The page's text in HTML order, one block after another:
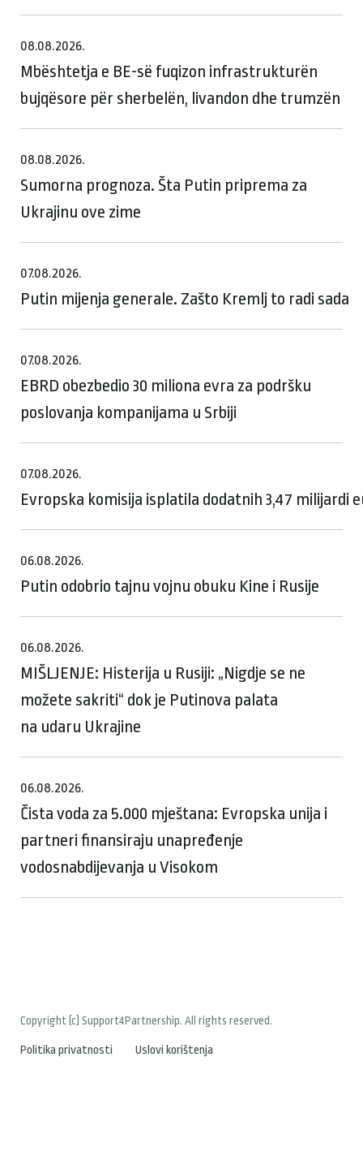
08.08.2026.
Mbështetja e BE-së fuqizon infrastrukturën
bujqësore për sherbelën, livandon dhe trumzën
08.08.2026.
Sumorna prognoza. Šta Putin priprema za
Ukrajinu ove zime
07.08.2026.
Putin mijenja generale. Zašto Kremlj to radi sada
07.08.2026.
EBRD obezbedio 30 miliona evra za podršku
poslovanja kompanijama u Srbiji
07.08.2026.
Evropska komisija isplatila dodatnih 3,47 milijardi
06.08.2026.
Putin odobrio tajnu vojnu obuku Kine i Rusije
06.08.2026.
MIŠLJENJE: Histerija u Rusiji: „Nigdje se ne
možete sakriti“ dok je Putinova palata
na udaru Ukrajine
06.08.2026.
Čista voda za 5.000 mještana: Evropska unija i
partneri finansiraju unapređenje
vodosnabdijevanja u Visokom
Copyright (c) Support4Partnership. All rights reserved.
Politika privatnosti Uslovi korištenja